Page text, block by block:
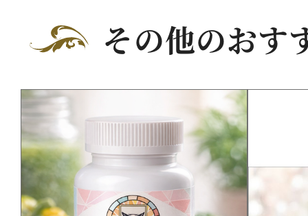
その他のおす